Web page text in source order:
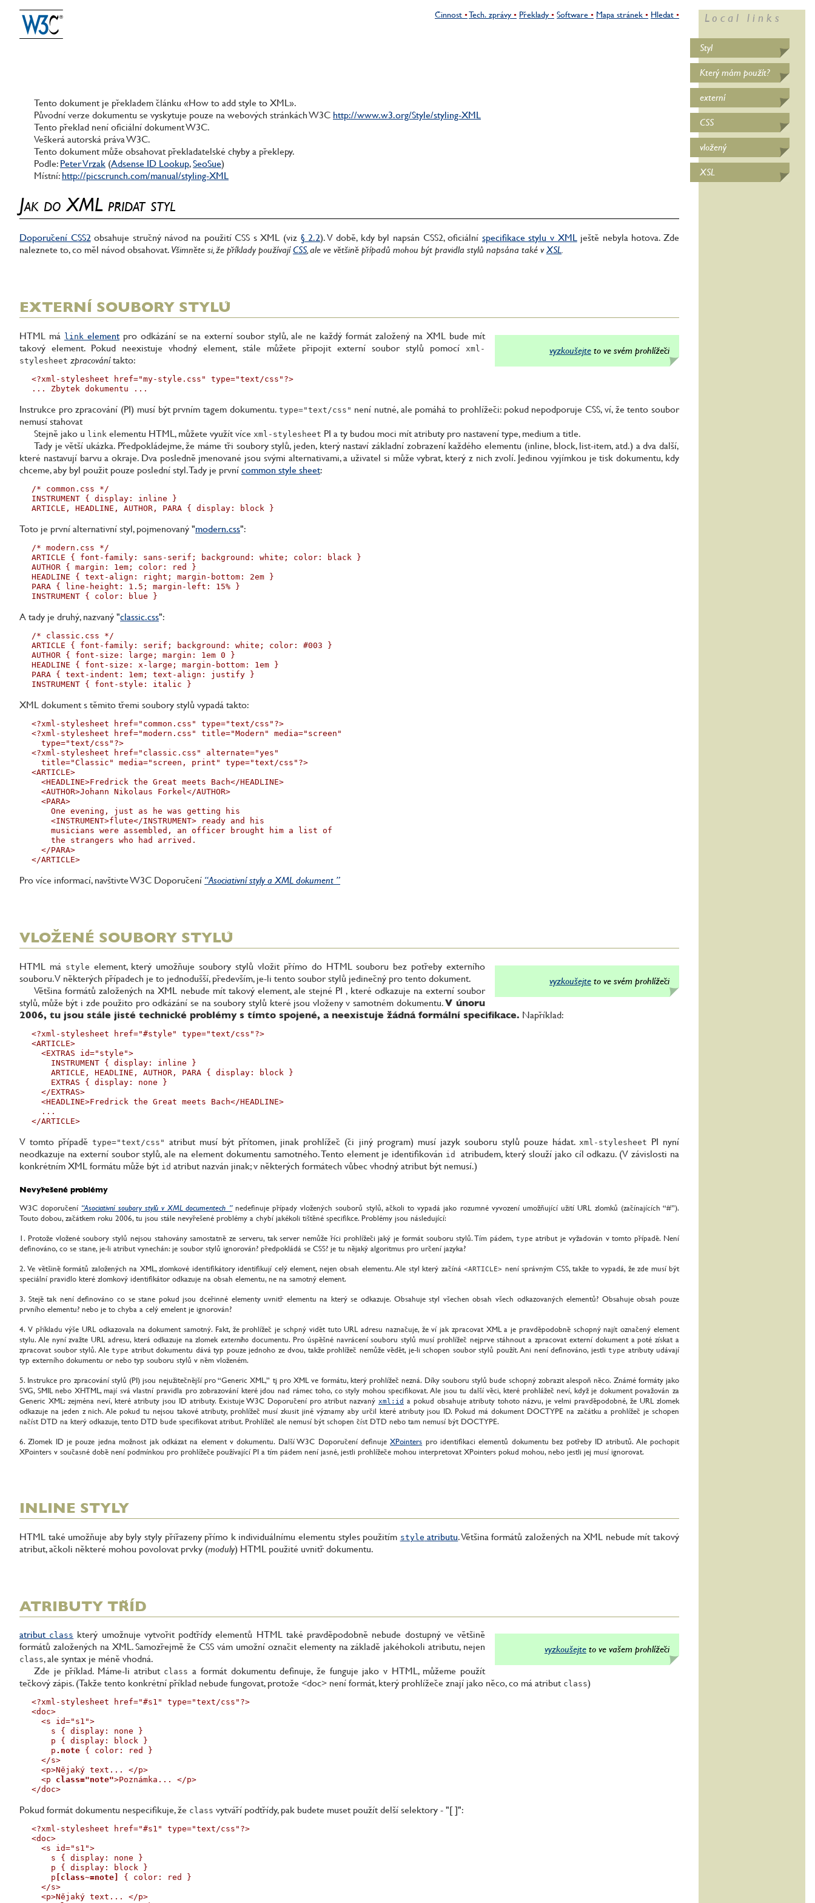
Tento dokument je překladem článku «How to add style to XML».
Původní verze dokumentu se vyskytuje pouze na webových stránkách W3C http://www.w3.org/Style/styling-XML
Tento překlad není oficiální dokument W3C.
Veškerá autorská práva W3C.
Tento dokument může obsahovat překladatelské chyby a překlepy.
Podle: Peter Vrzak (Adsense ID Lookup,SeoSue)
Místní: http://picscrunch.com/manual/styling-XML
Jak do XML přidat styl
Styl
Který mám použít?
externí
CSS
vložený
XSL
Doporučení CSS2obsahuje stručný návod na použití CSS s XML (viz § 2.2). V době, kdy byl napsán CSS2, oficiální specifikace stylu v XMLještě nebyla hotova. Zde
naleznete to, co měl návod obsahovat. Všimněte si, že příklady používajíCSS, ale ve většině případů mohou být pravidla stylů napsána také vXSL.
EXTERNÍ SOUBORY STYLŮ
vyzkoušejte to ve svém prohlížeči
HTML má link elementpro odkázání se na externí soubor stylů, ale ne každý formát založený na XML bude mít
takový element. Pokud neexistuje vhodný element, stále můžete připojit externí soubor stylů pomocí
xml-
stylesheet zpracovánítakto:
<?xml-stylesheet href="my-style.css" type="text/css"?>
... Zbytek dokumentu ...
Instrukce pro zpracování (PI) musí být prvním tagem dokumentu. type="text/css" není nutné, ale pomáhá to prohlížeči: pokud nepodporuje CSS, ví, že tento soubor
nemusí stahovat
Stejně jako u link elementu HTML, můžete využít více xml-stylesheet PI a ty budou moci mít atributy pro nastavení type, medium a title.
Tady je větší ukázka. Předpokládejme, že máme tři soubory stylů, jeden, který nastaví základní zobrazení každého elementu (inline, block, list-item, atd.) a dva další,
které nastavují barvu a okraje. Dva posledně jmenované jsou svými alternativami, a uživatel si může vybrat, který z nich zvolí. Jedinou vyjímkou je tisk dokumentu, kdy
chceme, aby byl použit pouze poslední styl. Tady je první common style sheet:
/* common.css */
INSTRUMENT { display: inline }
ARTICLE, HEADLINE, AUTHOR, PARA { display: block }
Toto je první alternativní styl, pojmenovaný "modern.css":
/* modern.css */
ARTICLE { font-family: sans-serif; background: white; color: black }
AUTHOR { margin: 1em; color: red }
HEADLINE { text-align: right; margin-bottom: 2em }
PARA { line-height: 1.5; margin-left: 15% }
INSTRUMENT { color: blue }
A tady je druhý, nazvaný "classic.css":
/* classic.css */
ARTICLE { font-family: serif; background: white; color: #003 }
AUTHOR { font-size: large; margin: 1em 0 }
HEADLINE { font-size: x-large; margin-bottom: 1em }
PARA { text-indent: 1em; text-align: justify }
INSTRUMENT { font-style: italic }
XML dokument s těmito třemi soubory stylů vypadá takto:
<?xml-stylesheet href="common.css" type="text/css"?>
<?xml-stylesheet href="modern.css" title="Modern" media="screen"
  type="text/css"?>
<?xml-stylesheet href="classic.css" alternate="yes"
  title="Classic" media="screen, print" type="text/css"?>
<ARTICLE>
  <HEADLINE>Fredrick the Great meets Bach</HEADLINE>
  <AUTHOR>Johann Nikolaus Forkel</AUTHOR>
  <PARA>
    One evening, just as he was getting his
    <INSTRUMENT>flute</INSTRUMENT> ready and his
    musicians were assembled, an officer brought him a list of
    the strangers who had arrived.
  </PARA>
</ARTICLE>
Pro více informací, navštivte W3C Doporučení “Asociativní styly a XML dokument ”
VLOŽENÉ SOUBORY STYLŮ
vyzkoušejte to ve svém prohlížeči
HTML má style element, který umožňuje soubory stylů vložit přímo do HTML souboru bez potřeby externího
souboru. V některých případech je to jednodušší, především, je-li tento soubor stylů jedinečný pro tento dokument.
Většina formátů založených na XML nebude mít takový element, ale stejné PI , které odkazuje na externí soubor
stylů, může být i zde použito pro odkázání se na soubory stylů které jsou vloženy v samotném dokumentu.V únoru
2006, tu jsou stále jisté technické problémy s tímto spojené, a neexistuje žádná formální specifikace. Například:
<?xml-stylesheet href="#style" type="text/css"?>
<ARTICLE>
  <EXTRAS id="style">
    INSTRUMENT { display: inline }
    ARTICLE, HEADLINE, AUTHOR, PARA { display: block }
    EXTRAS { display: none }
  </EXTRAS>
  <HEADLINE>Fredrick the Great meets Bach</HEADLINE>
  ...
</ARTICLE>
V tomto případětype="text/css" atribut musí být přítomen, jinak prohlížeč (či jiný program) musí jazyk souboru stylů pouze hádat. xml-stylesheet PI nyní
neodkazuje na externí soubor stylů, ale na element dokumentu samotného. Tento element je identifikován idatribudem, který slouží jako cíl odkazu. (V závislosti na
konkrétním XML formátu může být id atribut nazván jinak; v některých formátech vůbec vhodný atribut být nemusí.)
Nevyřešené problémy
W3C doporučení “Asociativní soubory stylů v XML documentech ”nedefinuje případy vložených souborů stylů, ačkoli to vypadá jako rozumné vyvození umožňující užití URL zlomků (začínajících “#”).
Touto dobou, začátkem roku 2006, tu jsou stále nevyřešené problémy a chybí jakékoli tištěné specifikce. Problémy jsou následující:
Protože vložené soubory stylů nejsou stahovány samostatně ze serveru, tak server nemůže říci prohlížeči jaký je formát souboru stylů. Tím pádem, type atribut je vyžadován v tomto případě. Není
definováno, co se stane, je-li atribut vynechán: je soubor stylů ignorován? předpokládá se CSS? je tu nějaký algoritmus pro určení jazyka?
Ve většině formátů založených na XML, zlomkové identifikátory identifikují celý element, nejen obsah elementu. Ale styl který začíná<ARTICLE> není správným CSS, takže to vypadá, že zde musí být
speciální pravidlo které zlomkový identifikátor odkazuje na obsah elementu, ne na samotný element.
Stejě tak není definováno co se stane pokud jsou dceřinné elementy uvnitř elementu na který se odkazuje. Obsahuje styl všechen obsah všech odkazovaných elementů? Obsahuje obsah pouze
prvního elementu? nebo je to chyba a celý emelent je ignorován?
V příkladu výše URL odkazovala na dokument samotný. Fakt, že prohlížeč je schpný vidět tuto URL adresu naznačuje, že ví jak zpracovat XML a je pravděpodobně schopný najít označený element
stylu. Ale nyní zvažte URL adresu, která odkazuje na zlomekexterního documentu. Pro úspěšné navrácení souboru stylů musí prohlížeč nejprve stáhnout a zpracovat externí dokument a poté získat a
zpracovat soubor stylů. Ale type atribut dokumentu dává typ pouze jednoho ze dvou, takže prohlížeč nemůže vědět, je-li schopen soubor stylů použít. Ani není definováno, jestli type atributy udávají
typ externího dokumentu or nebo typ souboru stylů v něm vloženém.
Instrukce pro zpracování stylů (PI) jsou nejužitečnější pro “Generic XML,” tj pro XML ve formátu, který prohlížeč nezná. Díky souboru stylů bude schopný zobrazit alespoň něco. Známé formáty jako
SVG, SMIL nebo XHTML, mají svá vlastní pravidla pro zobrazování které jdou nad rámec toho, co styly mohou specifikovat. Ale jsou tu další věci, které prohlážeč neví, když je dokument považován za
Generic XML: zejména neví, které atributy jsou ID atributy. Existuje W3C Doporučení pro atribut nazvaný xml:id a pokud obsahuje atributy tohoto názvu, je velmi pravděpodobné, že URL zlomek
odkazuje na jeden z nich. Ale pokud tu nejsou takové atributy, prohlížeč musí zkusit jiné významy aby určil které atributy jsou ID. Pokud má dokument DOCTYPE na začátku a prohlížeč je schopen
načíst DTD na který odkazuje, tento DTD bude specifikovat atribut. Prohlížeč ale nemusí být schopen číst DTD nebo tam nemusí být DOCTYPE.
Zlomek ID je pouze jedna možnost jak odkázat na element v dokumentu. Další W3C Doporučení definujeXPointers pro identifikaci elementů dokumentu bez potřeby ID atributů. Ale pochopit
XPointers v současné době není podmínkou pro prohlížeče používající PI a tím pádem není jasné, jestli prohlížeče mohou interpretovat XPointers pokud mohou, nebo jestli jej musí ignorovat.
INLINE STYLY
HTML také umožňuje aby byly styly přiřazeny přímo k individuálnímu elementu styles použitím style atributu. Většina formátů založených na XML nebude mít takový
atribut, ačkoli některé mohou povolovat prvky (moduly) HTML použité uvnitř dokumentu.
ATRIBUTY TŘÍD
vyzkoušejte to ve vašem prohlížeči
atribut class který umožnuje vytvořit podtřídy elementů HTML také pravděpodobně nebude dostupný ve většině
formátů založených na XML. Samozřejmě že CSS vám umožní označit elementy na základě jakéhokoli atributu, nejen
class, ale syntax je méně vhodná.
Zde je příklad. Máme-li atribut class a formát dokumentu definuje, že funguje jako v HTML, můžeme použít
tečkový zápis. (Takže tento konkrétní příklad nebude fungovat, protože <doc> není formát, který prohlížeče znají jako něco, co má atribut class)
<?xml-stylesheet href="#s1" type="text/css"?>
<doc>
  <s id="s1">
    s { display: none }
    p { display: block }
    p
.note { color: red }
  </s>
  <p>Nějaký text... </p>
  <p
class="note">Poznámka... </p>
</doc>
Pokud formát dokumentu nespecifikuje, že class vytváří podtřídy, pak budete muset použít delší selektory - "[ ]":
<?xml-stylesheet href="#s1" type="text/css"?>
<doc>
  <s id="s1">
    s { display: none }
    p { display: block }
    p
[class~=note]
{ color: red }
  </s>
  <p>Nějaký text... </p>
Činnost Tech. zprávy Překlady Software Mapa stránek Hledat